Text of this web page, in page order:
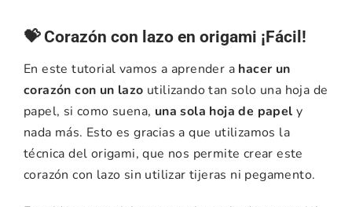
💝 Corazón con lazo en origami ¡Fácil!
En este tutorial vamos a aprender a hacer un
corazón con un lazo utilizando tan solo una hoja de
papel, si como suena, una sola hoja de papel y
nada más. Esto es gracias a que utilizamos la
técnica del origami, que nos permite crear este
corazón con lazo sin utilizar tijeras ni pegamento.